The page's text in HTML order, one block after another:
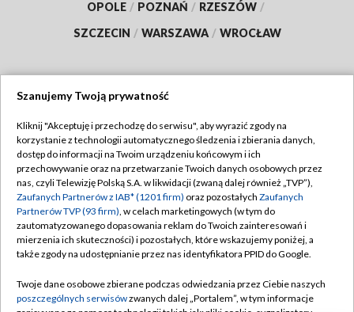
OPOLE / POZNAŃ / RZESZÓW /
SZCZECIN / WARSZAWA / WROCŁAW
TVP
Abonament TVP
Emisja w TVP
Centrum informacji TVP
Naziemna Telewizja Cyfrowa
Rada Programowa
Regulamin TVP
Polityka prywatności
Moje zgody
Pomoc
Kontakt
Szanujemy Twoją prywatność
Kliknij "Akceptuję i przechodzę do serwisu", aby wyrazić zgody na
korzystanie z technologii automatycznego śledzenia i zbierania danych,
dostęp do informacji na Twoim urządzeniu końcowym i ich
przechowywanie oraz na przetwarzanie Twoich danych osobowych przez
nas, czyli Telewizję Polską S.A. w likwidacji (zwaną dalej również „TVP”),
Zaufanych Partnerów z IAB* (1201 firm) oraz pozostałych Zaufanych
Partnerów TVP (93 firm), w celach marketingowych (w tym do
zautomatyzowanego dopasowania reklam do Twoich zainteresowań i
mierzenia ich skuteczności) i pozostałych, które wskazujemy poniżej, a
także zgody na udostępnianie przez nas identyfikatora PPID do Google.
Twoje dane osobowe zbierane podczas odwiedzania przez Ciebie naszych
poszczególnych serwisówzwanych dalej „Portalem”, w tym informacje